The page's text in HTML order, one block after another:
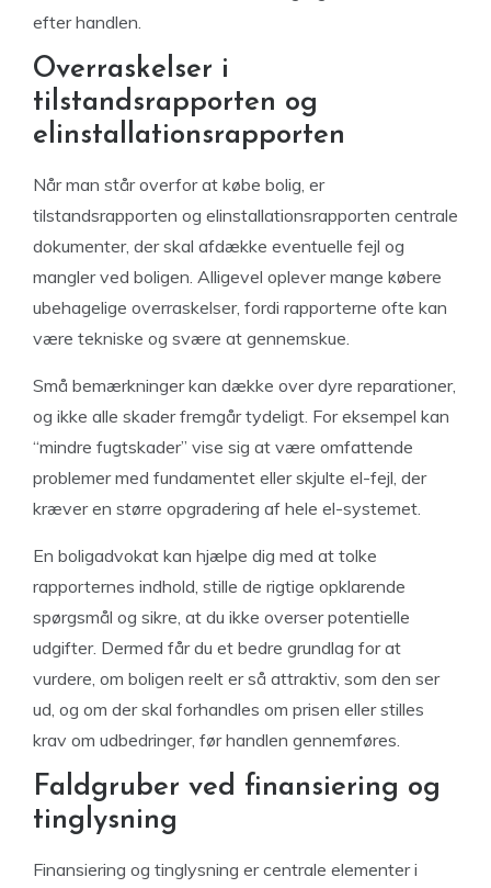
efter handlen.
Overraskelser i
tilstandsrapporten og
elinstallationsrapporten
Når man står overfor at købe bolig, er
tilstandsrapporten og elinstallationsrapporten centrale
dokumenter, der skal afdække eventuelle fejl og
mangler ved boligen. Alligevel oplever mange købere
ubehagelige overraskelser, fordi rapporterne ofte kan
være tekniske og svære at gennemskue.
Små bemærkninger kan dække over dyre reparationer,
og ikke alle skader fremgår tydeligt. For eksempel kan
“mindre fugtskader” vise sig at være omfattende
problemer med fundamentet eller skjulte el-fejl, der
kræver en større opgradering af hele el-systemet.
En boligadvokat kan hjælpe dig med at tolke
rapporternes indhold, stille de rigtige opklarende
spørgsmål og sikre, at du ikke overser potentielle
udgifter. Dermed får du et bedre grundlag for at
vurdere, om boligen reelt er så attraktiv, som den ser
ud, og om der skal forhandles om prisen eller stilles
krav om udbedringer, før handlen gennemføres.
Faldgruber ved finansiering og
tinglysning
Finansiering og tinglysning er centrale elementer i